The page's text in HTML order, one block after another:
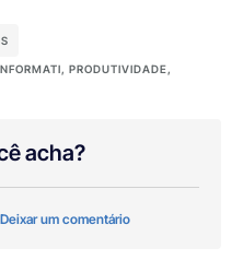
, PRODUTIVIDADE,
acha?
um comentário